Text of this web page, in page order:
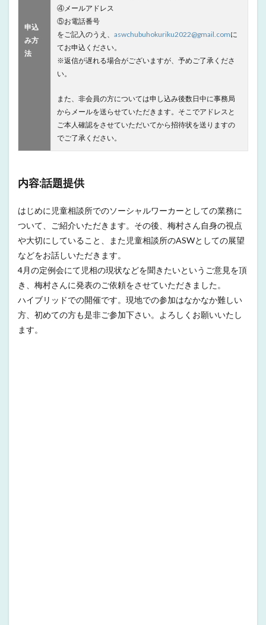
申込
み方
法
④メールアドレス
⑤お電話番号
をご記入のうえ、 aswchubuhokuriku2022@gmail.comに
てお申込ください。
※返信が遅れる場合がございますが、予めご了承くださ
い。
また、非会員の方については申し込み後数日中に事務局
からメールを送らせていただきます。そこでアドレスと
ご本人確認をさせていただいてから招待状を送りますの
でご了承ください。
内容:話題提供
はじめに児童相談所でのソーシャルワーカーとしての業務に
ついて、ご紹介いただきます。その後、梅村さん自身の視点
や大切にしていること、また児童相談所のASWとしての展望
などをお話しいただきます。
4月の定例会にて児相の現状などを聞きたいというご意見を頂
き、梅村さんに発表のご依頼をさせていただきました。
ハイブリッドでの開催です。現地での参加はなかなか難しい
方、初めての方も是非ご参加下さい。よろしくお願いいたし
ます。